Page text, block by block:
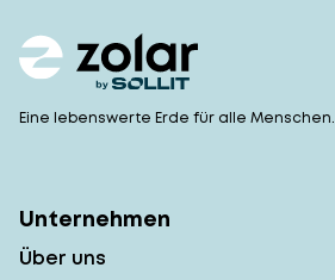
Eine lebenswerte Erde für alle Menschen.
Unternehmen
Über uns